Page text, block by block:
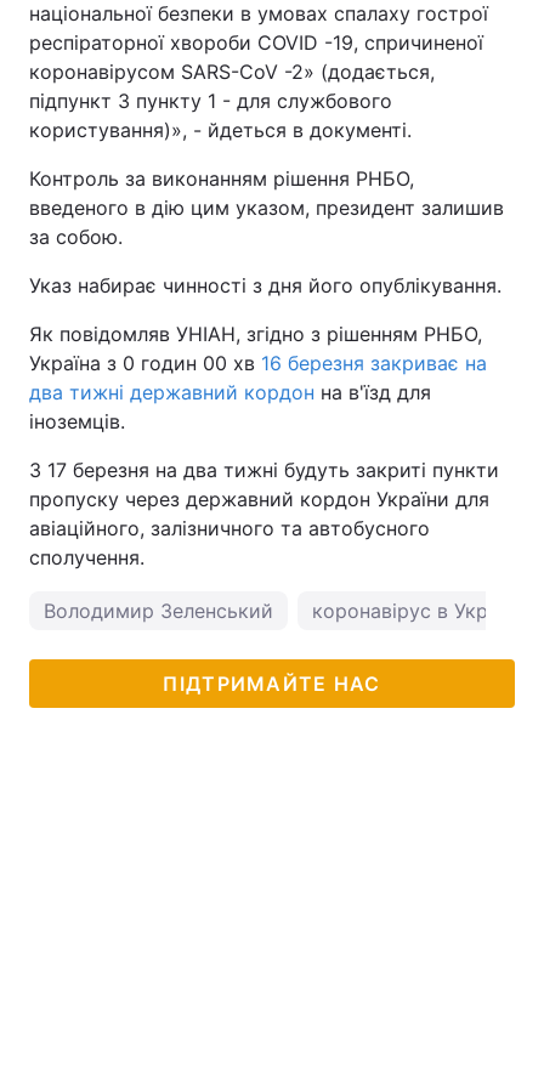
національної безпеки в умовах спалаху гострої
респіраторної хвороби COVID -19, спричиненої
коронавірусом SARS-CoV -2» (додається,
підпункт 3 пункту 1 - для службового
користування)», - йдеться в документі.
Контроль за виконанням рішення РНБО,
введеного в дію цим указом, президент залишив
за собою.
Указ набирає чинності з дня його опублікування.
Як повідомляв УНІАН, згідно з рішенням РНБО,
Україна з 0 годин 00 хв 16 березня закриває на
два тижні державний кордон на в'їзд для
іноземців.
З 17 березня на два тижні будуть закриті пункти
пропуску через державний кордон України для
авіаційного, залізничного та автобусного
сполучення.
Володимир Зеленський коронавірус в Україні
ПІДТРИМАЙТЕ НАС